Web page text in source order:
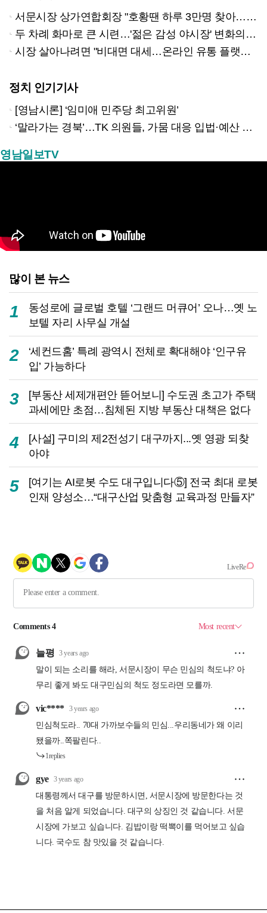
서문시장 상가연합회장 "호황땐 하루 3만명 찾아…방문 쉽도록 노후시설 정비"
두 차례 화마로 큰 시련…'젊은 감성 야시장' 변화의 물결
시장 살아나려면 "비대면 대세…온라인 유통 플랫폼 구축 서둘러야"
정치 인기기사
[영남시론] ‘임미애 민주당 최고위원’
‘말라가는 경북’…TK 의원들, 가뭄 대응 입법·예산 확보 나선다
영남일보TV
많이 본 뉴스
1
동성로에 글로벌 호텔 ‘그랜드 머큐어’ 오나…옛 노
보텔 자리 사무실 개설
2
‘세컨드홈’ 특례 광역시 전체로 확대해야 ‘인구유
입’ 가능하다
3
[부동산 세제개편안 뜯어보니] 수도권 초고가 주택
과세에만 초점…침체된 지방 부동산 대책은 없다
4
[사설] 구미의 제2전성기 대구까지...옛 영광 되찾
아야
5
[여기는 AI로봇 수도 대구입니다⑤] 전국 최대 로봇
인재 양성소…“대구산업 맞춤형 교육과정 만들자”